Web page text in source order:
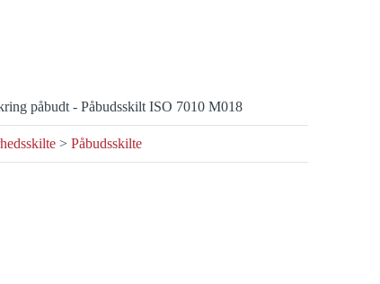
påbudt - Påbudsskilt ISO 7010 M018
> Påbudsskilte